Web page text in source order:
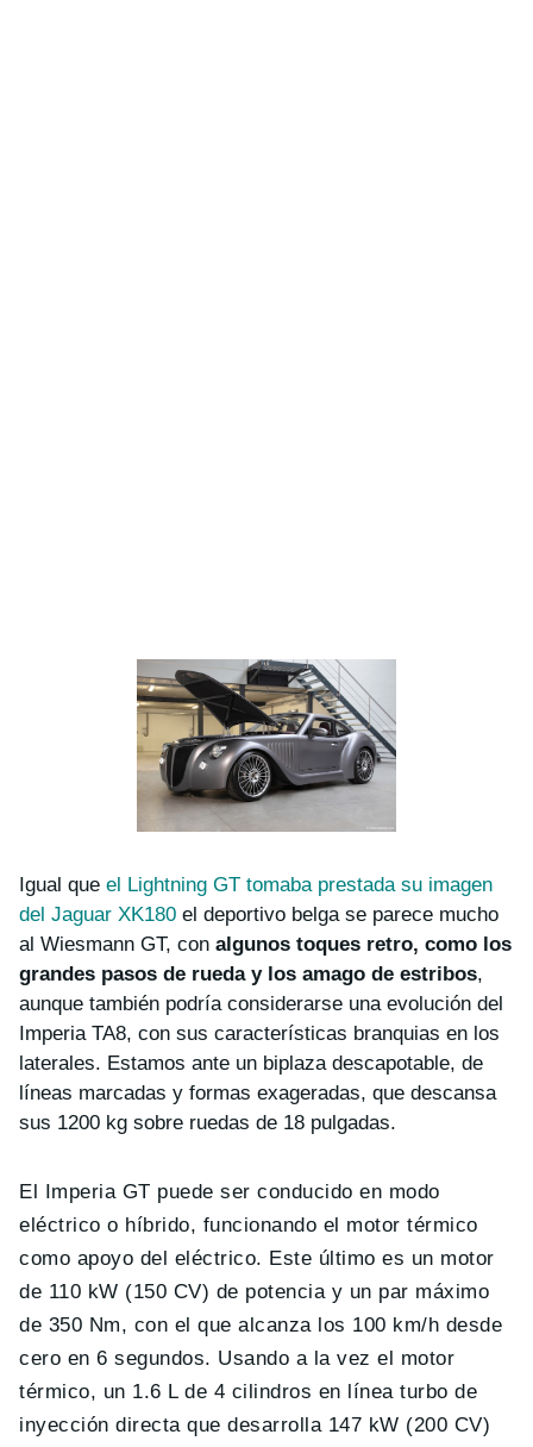
Igual que el Lightning GT tomaba prestada su imagen
del Jaguar XK180 el deportivo belga se parece mucho
al Wiesmann GT, con algunos toques retro, como los
grandes pasos de rueda y los amago de estribos,
aunque también podría considerarse una evolución del
Imperia TA8, con sus características branquias en los
laterales. Estamos ante un biplaza descapotable, de
líneas marcadas y formas exageradas, que descansa
sus 1200 kg sobre ruedas de 18 pulgadas.
El Imperia GT puede ser conducido en modo
eléctrico o híbrido, funcionando el motor térmico
como apoyo del eléctrico. Este último es un motor
de 110 kW (150 CV) de potencia y un par máximo
de 350 Nm, con el que alcanza los 100 km/h desde
cero en 6 segundos. Usando a la vez el motor
térmico, un 1.6 L de 4 cilindros en línea turbo de
inyección directa que desarrolla 147 kW (200 CV)